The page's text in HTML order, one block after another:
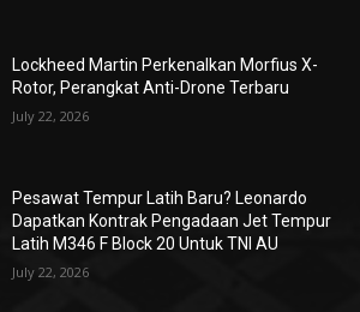
Lockheed Martin Perkenalkan Morfius X-
Rotor, Perangkat Anti-Drone Terbaru
July 22, 2026
Pesawat Tempur Latih Baru? Leonardo
Dapatkan Kontrak Pengadaan Jet Tempur
Latih M346 F Block 20 Untuk TNI AU
July 22, 2026